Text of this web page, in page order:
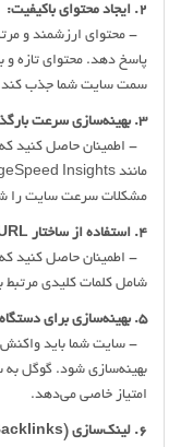
2. ایجاد محتوای باکیفیت:
- محتوای ارزشمند و
پاسخ دهد. محتوای تازه و
سمت سایت شما جذب
3. بهینه‌سازی سرعت بارگذاری سایت:
- اطمینان حاصل کنید
مشکلات سرعت سایت را
4. استفاده از ساختار URL مناسب:
شامل کلمات کلیدی مرتبط
5. بهینه‌سازی برای دستگاه‌های موبایل:
- سایت شما باید
بهینه‌سازی شود. گوگل به
امتیاز خاصی می‌دهد.
6. لینک‌سازی (Backlinks):